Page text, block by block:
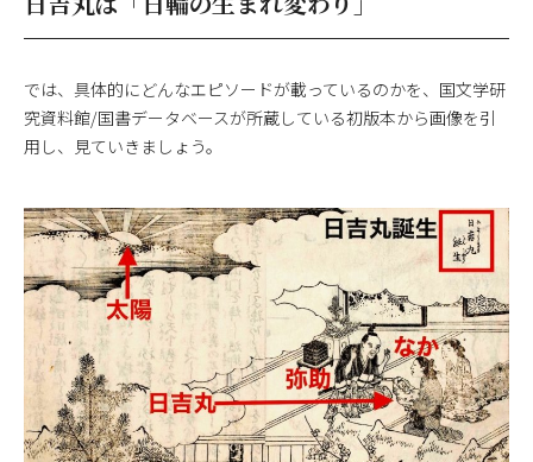
では、具体的にどんなエピソードが載っているのかを、国文学研
究資料館/国書データベースが所蔵している初版本から画像を引
用し、見ていきましょう。